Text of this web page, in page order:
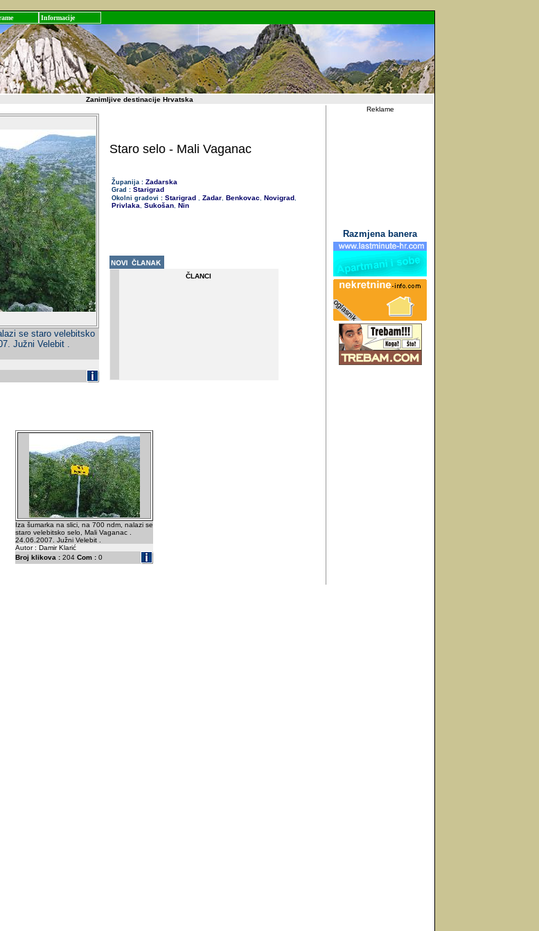
Informacije
Zanimljive destinacije Hrvatska
se staro velebitsko
Južni Velebit .
Staro selo - Mali Vaganac
Županija : Zadarska
Grad : Starigrad
Okolni gradovi : Starigrad , Zadar, Benkovac, Novigrad,
Privlaka, Sukošan, Nin
ČLANCI
Iza šumarka na slici, na 700 ndm, nalazi se
staro velebitsko selo, Mali Vaganac .
24.06.2007. Južni Velebit .
Autor : Damir Klarić
Broj klikova : 204 Com : 0
Reklame
Razmjena banera